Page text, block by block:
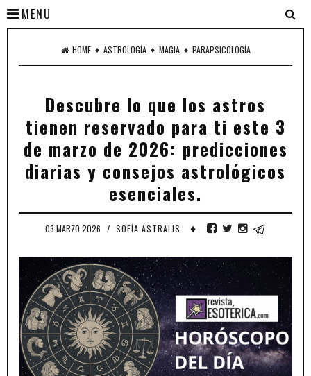
MENU
HOME ♦ ASTROLOGÍA ♦ MAGIA ♦ PARAPSICOLOGÍA
Descubre lo que los astros
tienen reservado para ti este 3
de marzo de 2026: predicciones
diarias y consejos astrológicos
esenciales.
03 MARZO 2026 / SOFÍA ASTRALIS ♦